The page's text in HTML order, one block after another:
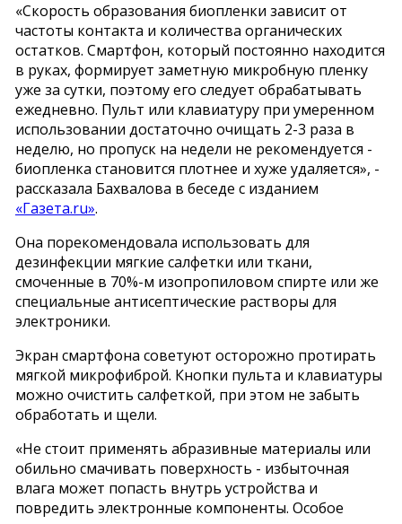
«Скорость образования биопленки зависит от
частоты контакта и количества органических
остатков. Смартфон, который постоянно находится
в руках, формирует заметную микробную пленку
уже за сутки, поэтому его следует обрабатывать
ежедневно. Пульт или клавиатуру при умеренном
использовании достаточно очищать 2-3 раза в
неделю, но пропуск на недели не рекомендуется -
биопленка становится плотнее и хуже удаляется», -
рассказала Бахвалова в беседе с изданием
«Газета.ru».
Она порекомендовала использовать для
дезинфекции мягкие салфетки или ткани,
смоченные в 70%-м изопропиловом спирте или же
специальные антисептические растворы для
электроники.
Экран смартфона советуют осторожно протирать
мягкой микрофиброй. Кнопки пульта и клавиатуры
можно очистить салфеткой, при этом не забыть
обработать и щели.
«Не стоит применять абразивные материалы или
обильно смачивать поверхность - избыточная
влага может попасть внутрь устройства и
повредить электронные компоненты. Особое